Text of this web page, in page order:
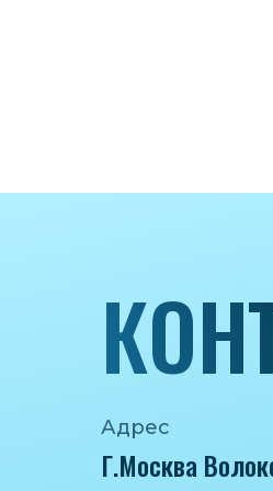
Адрес
Г.Москва